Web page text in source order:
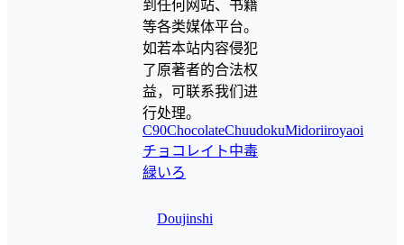
到任何网站、书籍
等各类媒体平台。
如若本站内容侵犯
了原著者的合法权
益，可联系我们进
行处理。
C90ChocolateChuudokuMidoriiroyaoi
チョコレイト中毒
緑いろ
Doujinshi